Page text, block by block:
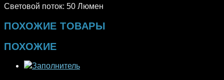
Световой поток: 50 Люмен
ПОХОЖИЕ ТОВАРЫ
ПОХОЖИЕ